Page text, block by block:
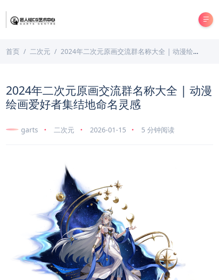
首页 二次元 2024年二次元原画交流群名称大全 | 动漫绘画爱好者集结地命名灵感
2024年二次元原画交流群名称大全 | 动漫
绘画爱好者集结地命名灵感
garts 二次元 2026-01-15 5 分钟阅读